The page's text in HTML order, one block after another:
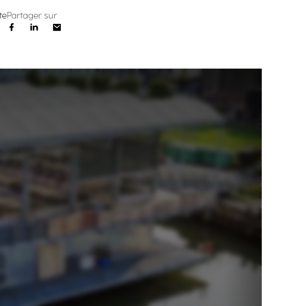
Partager sur
avenir est-il sur l'eau ? | ARTE